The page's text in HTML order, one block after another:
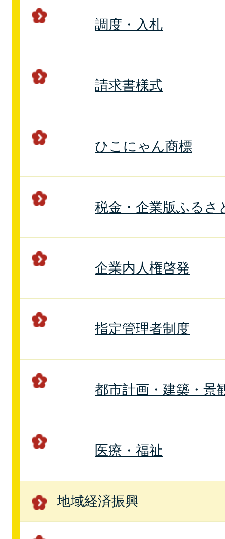
調度・入札
請求書様式
ひこにゃん商標
税金・企業版ふるさ
企業内人権啓発
指定管理者制度
都市計画・建築・景
医療・福祉
地域経済振興